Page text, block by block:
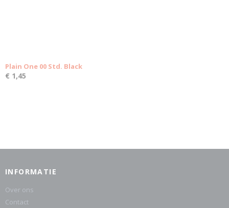
Plain One 00 Std. Black
€ 1,45
INFORMATIE
Over ons
Contact